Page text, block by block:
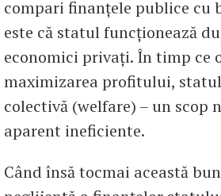
compari finanțele publice cu
este că statul funcționează
economici privați. În timp ce
maximizarea profitului,
colectivă (welfare) – un
aparent ineficiente.
Când însă tocmai această